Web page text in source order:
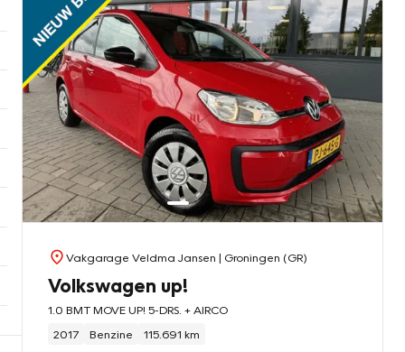
Vakgarage Veldma Jansen | Groningen (GR)
Volkswagen up!
1.0 BMT MOVE UP! 5-DRS. + AIRCO
2017
Benzine 115.691 km